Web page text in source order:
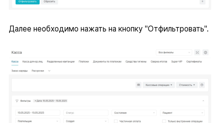
Далее необходимо нажать на кнопку "Отфильтровать".